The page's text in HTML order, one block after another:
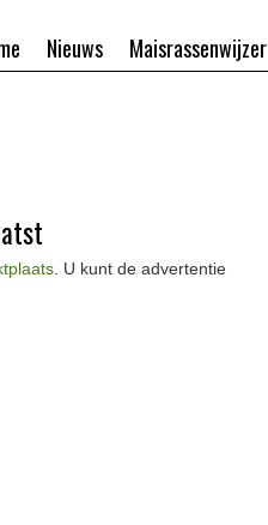
Maisrassenwijzer
Nieuws
. U kunt de advertentie